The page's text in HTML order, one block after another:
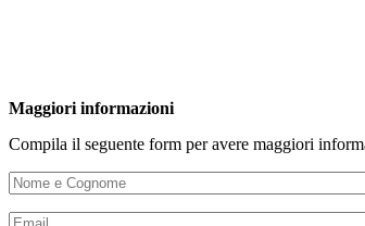
Maggiori informazioni
Compila il seguente form per avere maggiori